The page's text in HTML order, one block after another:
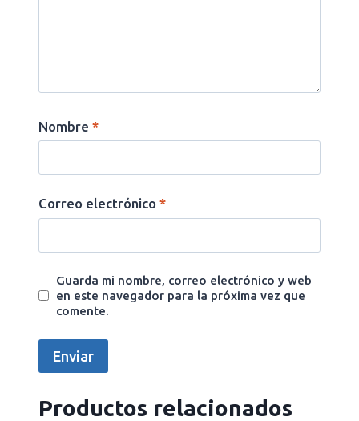
Nombre *
Correo electrónico *
Guarda mi nombre, correo electrónico y web
en este navegador para la próxima vez que
comente.
Productos relacionados